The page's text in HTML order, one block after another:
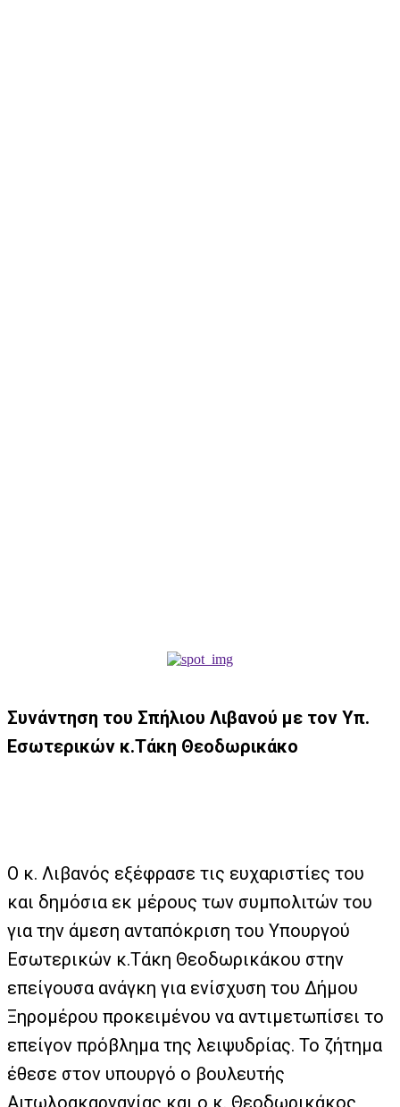
Συνάντηση του Σπήλιου Λιβανού με τον Υπ.
Εσωτερικών κ.Τάκη Θεοδωρικάκο
Ο κ. Λιβανός εξέφρασε τις ευχαριστίες του
και δημόσια εκ μέρους των συμπολιτών του
για την άμεση ανταπόκριση του Υπουργού
Εσωτερικών κ.Τάκη Θεοδωρικάκου στην
επείγουσα ανάγκη για ενίσχυση του Δήμου
Ξηρομέρου προκειμένου να αντιμετωπίσει το
επείγον πρόβλημα της λειψυδρίας. Το ζήτημα
έθεσε στον υπουργό ο βουλευτής
Αιτωλοακαρνανίας και ο κ. Θεοδωρικάκος